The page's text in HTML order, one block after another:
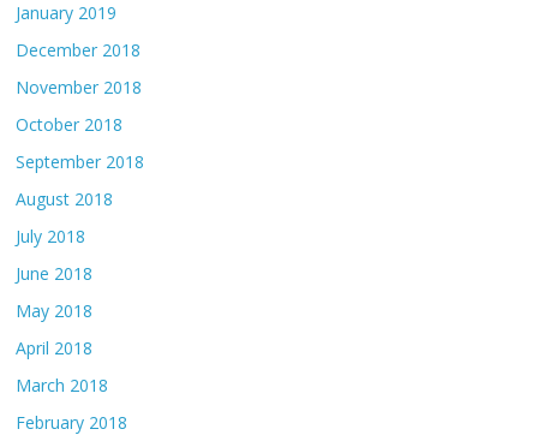
January 2019
December 2018
November 2018
October 2018
September 2018
August 2018
July 2018
June 2018
May 2018
April 2018
March 2018
February 2018